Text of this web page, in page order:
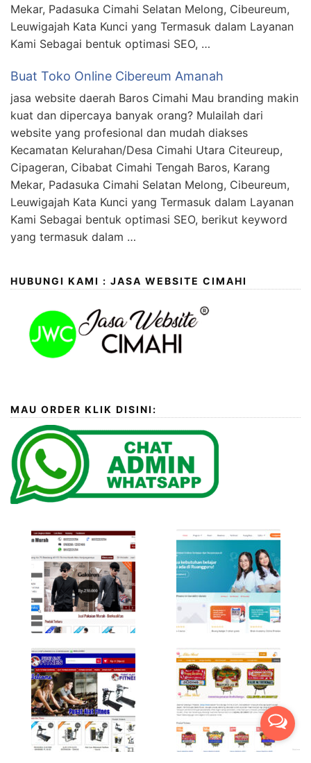
Mekar, Padasuka Cimahi Selatan Melong, Cibeureum,
Leuwigajah Kata Kunci yang Termasuk dalam Layanan
Kami Sebagai bentuk optimasi SEO, …
Buat Toko Online Cibereum Amanah
jasa website daerah Baros Cimahi Mau branding makin
kuat dan dipercaya banyak orang? Mulailah dari
website yang profesional dan mudah diakses
Kecamatan Kelurahan/Desa Cimahi Utara Citeureup,
Cipageran, Cibabat Cimahi Tengah Baros, Karang
Mekar, Padasuka Cimahi Selatan Melong, Cibeureum,
Leuwigajah Kata Kunci yang Termasuk dalam Layanan
Kami Sebagai bentuk optimasi SEO, berikut keyword
yang termasuk dalam …
HUBUNGI KAMI : JASA WEBSITE CIMAHI
MAU ORDER KLIK DISINI: